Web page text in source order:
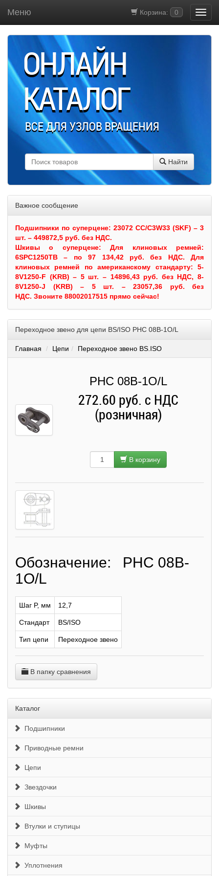
Корзина: 0
Меню
ОНЛАЙН
КАТАЛОГ
ВСЕ ДЛЯ УЗЛОВ ВРАЩЕНИЯ
Найти
Важное сообщение
Подшипники по суперцене: 23072 CC/C3W33 (SKF) – 3
шт. – 449872,5 руб. без НДС.
Шкивыо суперцене:Для клиновых ремней:
6SPC1250TB – по 97 134,42 руб. без НДС. Для
клиновых ремней по американскому стандарту: 5-
8V1250-F (KRB) – 5 шт. – 14896,43 руб. без НДС, 8-
8V1250-J (KRB) – 5 шт. – 23057,36 руб. без
НДС. Звоните 88002017515 прямо сейчас!
Переходное звено для цепи BS/ISO PHC 08B-1O/L
Главная Цепи Переходное звено BS.ISO
PHC 08B-1O/L
272.60 руб. с НДС
(розничная)
В корзину
Обозначение: PHC 08B-
1O/L
Шаг P, мм 12,7
Стандарт BS/ISO
Тип цепи Переходное звено
В папку сравнения
Каталог
Подшипники
Приводные ремни
Цепи
Звездочки
Шкивы
Втулки и ступицы
Муфты
Уплотнения